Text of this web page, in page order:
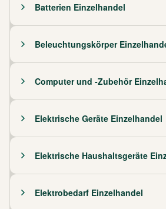
Batterien Einzelhandel
Beleuchtungskörper
Computer und -Zubehör
Elektrische Geräte Einzelhandel
Elektrische Haushaltsgeräte
Elektrobedarf Einzelhandel